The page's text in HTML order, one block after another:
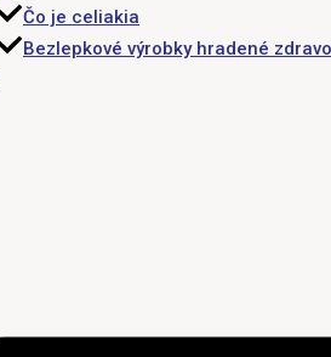
Čo je celiakia
Bezlepkové výrobky hradené